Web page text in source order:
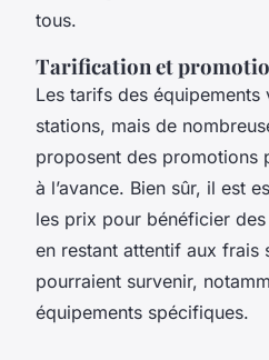
tous.
Tarification et
Les tarifs des équipements
stations, mais de
proposent des promotions
à l’avance. Bien sûr, il est
les prix pour bénéficier
en restant attentif aux frais
pourraient survenir,
équipements spécifiques.